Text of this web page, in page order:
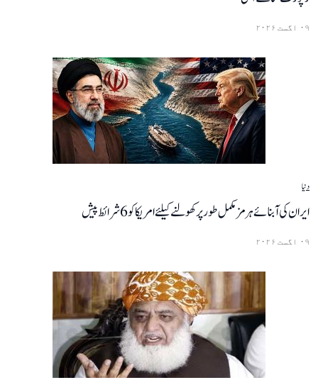
۰۹ اگست ۲۰۲۶
دنیا
ایران کی آبنائے ہرمز مکمل طور پر کھولنے کیلئے امریکا کو 6 شرائط پیش
۰۹ اگست ۲۰۲۶